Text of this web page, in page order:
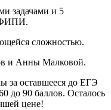
задачами и 5
ФИПИ.
сложностью.
и Анны Малковой.
за оставшееся до ЕГЭ
до 90 баллов. Осталось
цене!